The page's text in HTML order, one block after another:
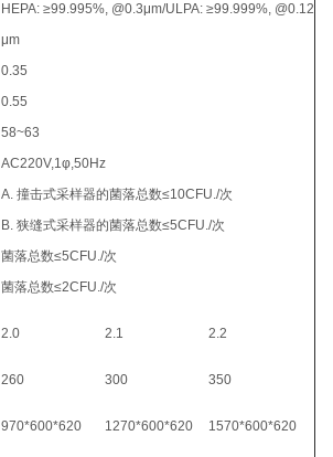
HEPA: ≥99.995%, @0.3μm/ULPA: ≥99.999%, @0.12
μm
0.35
0.55
58~63
AC220V,1φ,50Hz
A. 撞击式采样器的菌落总数≤10CFU./次
B. 狭缝式采样器的菌落总数≤5CFU./次
菌落总数≤5CFU./次
菌落总数≤2CFU./次
2.0 2.1 2.2
260 300
350
970*600*620 1270*600*620 1570*600*620